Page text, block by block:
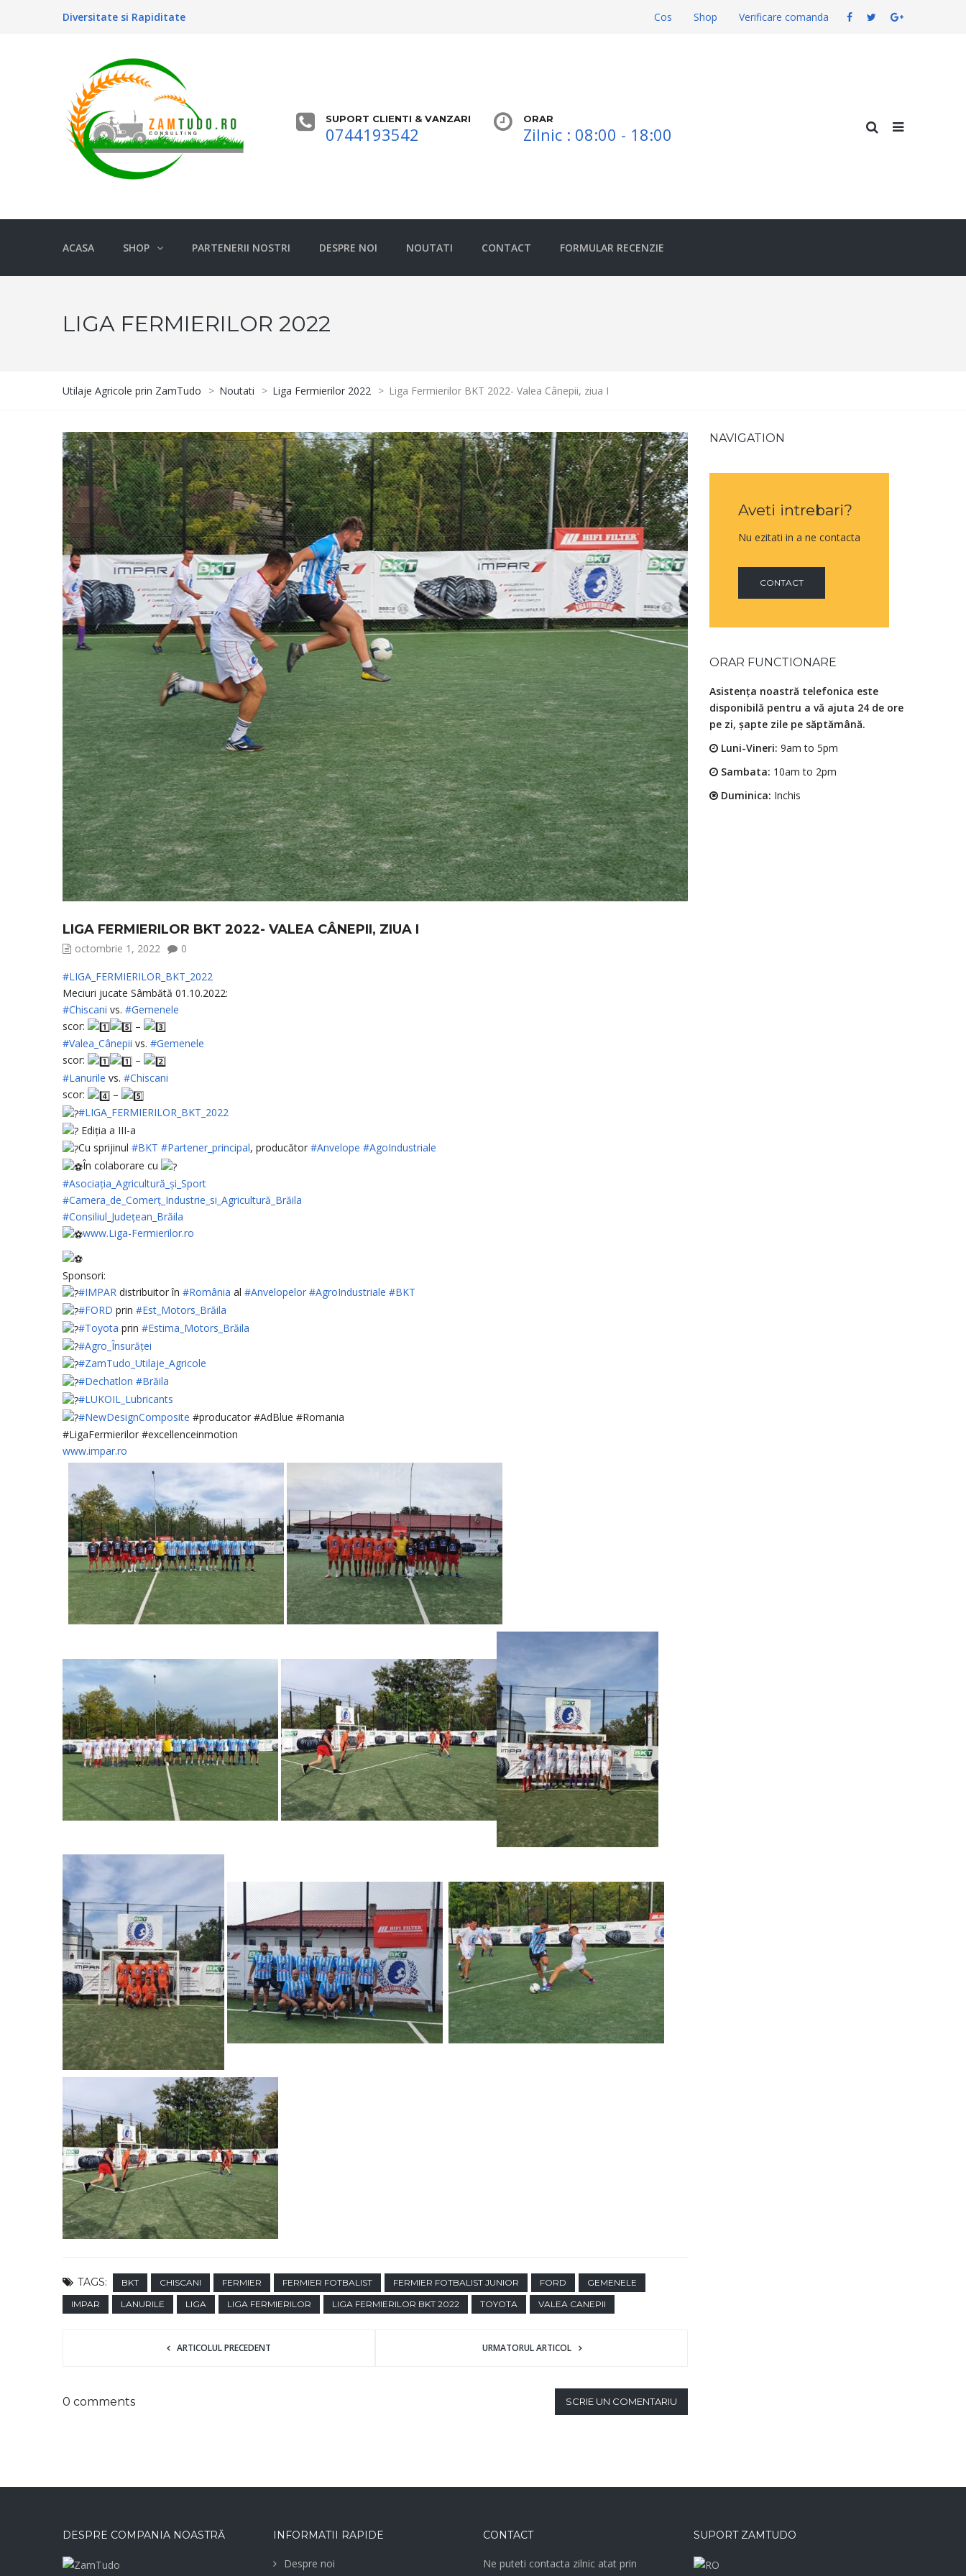
Diversitate si Rapiditate Cos Shop Verificare comanda
SUPORT CLIENTI & VANZARI
0744193542
ORAR
Zilnic : 08:00 - 18:00
ACASA SHOP PARTENERII NOSTRI DESPRE NOI NOUTATI CONTACT FORMULAR RECENZIE
LIGA FERMIERILOR 2022
Utilaje Agricole prin ZamTudo > Noutati > Liga Fermierilor 2022 > Liga Fermierilor BKT 2022- Valea Cânepii, ziua I
LIGA FERMIERILOR BKT 2022- VALEA CÂNEPII, ZIUA I
octombrie 1, 2022 0
#LIGA_FERMIERILOR_BKT_2022
Meciuri jucate Sâmbătă 01.10.2022:
#Chiscani vs. #Gemenele
scor:
–
#Valea_Cânepii vs. #Gemenele
scor:
–
#Lanurile vs. #Chiscani
scor:
–
#LIGA_FERMIERILOR_BKT_2022
Ediția a III-a
Cu sprijinul #BKT #Partener_principal, producător #Anvelope #AgoIndustriale
În colaborare cu
#Asociația_Agricultură_și_Sport
#Camera_de_Comerț_Industrie_si_Agricultură_Brăila
#Consiliul_Județean_Brăila
www.Liga-Fermierilor.ro
Sponsori:
#IMPAR distribuitor în #România al #Anvelopelor #AgroIndustriale #BKT
#FORD prin #Est_Motors_Brăila
#Toyota prin #Estima_Motors_Brăila
#Agro_Însurăței
#ZamTudo_Utilaje_Agricole
#Dechatlon #Brăila
#LUKOIL_Lubricants
#NewDesignComposite #producator #AdBlue #Romania
#LigaFermierilor #excellenceinmotion
www.impar.ro
TAGS: BKT CHISCANI FERMIER FERMIER FOTBALIST FERMIER FOTBALIST JUNIOR FORD
GEMENELE
IMPAR
LANURILE LIGA LIGA FERMIERILOR LIGA FERMIERILOR BKT 2022 TOYOTA VALEA CANEPII
ARTICOLUL PRECEDENT URMATORUL ARTICOL
0 comments SCRIE UN COMENTARIU
NAVIGATION
Aveti intrebari?
Nu ezitati in a ne contacta
CONTACT
ORAR FUNCTIONARE
Asistența noastră telefonica este
disponibilă pentru a vă ajuta 24 de ore
pe zi, șapte zile pe săptămână.
Luni-Vineri: 9am to 5pm
Sambata: 10am to 2pm
Duminica: Inchis
DESPRE COMPANIA NOASTRĂ INFORMATII RAPIDE
Despre noi
CONTACT
Ne puteti contacta zilnic atat prin
SUPORT ZAMTUDO